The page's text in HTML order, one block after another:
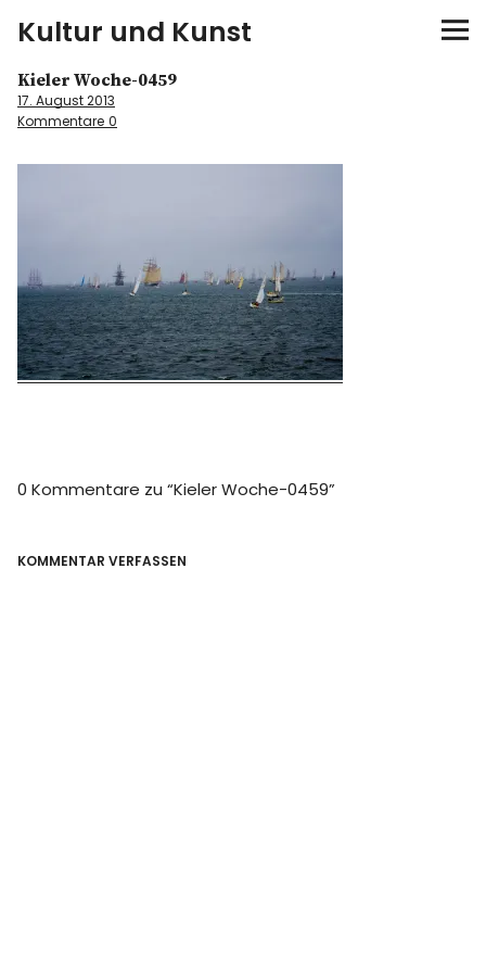
Kultur und Kunst
kultur & kunst
Konzerte
Museen bei…
Bloggerreisen
Kieler Woche-0459
17. August 2013
Kommentare 0
0 Kommentare zu “Kieler Woche-0459”
KOMMENTAR VERFASSEN